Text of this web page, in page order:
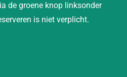
de groene knop linksonder
is niet verplicht.